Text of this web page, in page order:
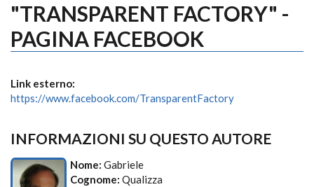
"TRANSPARENT FACTORY" -
PAGINA FACEBOOK
Link esterno:
https://www.facebook.com/TransparentFactory
INFORMAZIONI SU QUESTO AUTORE
Nome: Gabriele
Cognome: Qualizza